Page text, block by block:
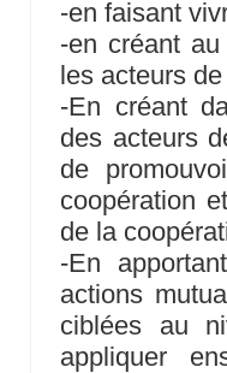
-en faisant
-en créant
les acteurs
-En créant
des acteurs
de
coopération
de la
-En
actions
ciblées au
appliquer